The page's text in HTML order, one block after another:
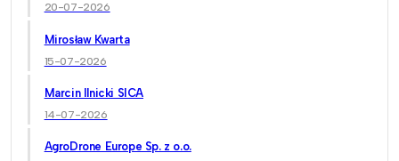
20-07-2026
Mirosław Kwarta
15-07-2026
Marcin Ilnicki SICA
14-07-2026
AgroDrone Europe Sp. z o.o.